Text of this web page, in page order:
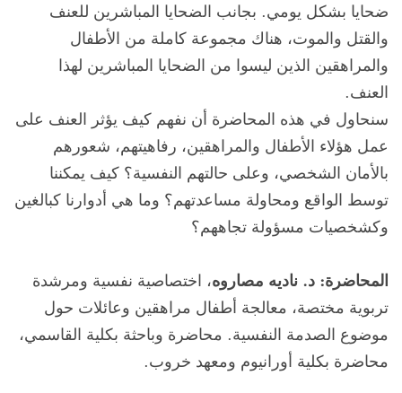
ضحايا بشكل يومي. بجانب الضحايا المباشرين للعنف
والقتل والموت، هناك مجموعة كاملة من الأطفال
والمراهقين الذين ليسوا من الضحايا المباشرين لهذا
العنف.
سنحاول في هذه المحاضرة أن نفهم كيف يؤثر العنف على
عمل هؤلاء الأطفال والمراهقين، رفاهيتهم، شعورهم
بالأمان الشخصي، وعلى حالتهم النفسية؟ كيف يمكننا
توسط الواقع ومحاولة مساعدتهم؟ وما هي أدوارنا كبالغين
وكشخصيات مسؤولة تجاههم؟
المحاضرة: د. ناديه مصاروه، اختصاصية نفسية ومرشدة
تربوية مختصة، معالجة أطفال مراهقين وعائلات حول
موضوع الصدمة النفسية. محاضرة وباحثة بكلية القاسمي،
محاضرة بكلية أورانيوم ومعهد خروب.